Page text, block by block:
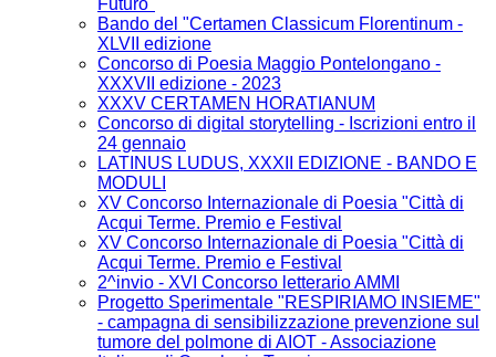
Futuro"
Bando del "Certamen Classicum Florentinum -
XLVII edizione
Concorso di Poesia Maggio Pontelongano -
XXXVII edizione - 2023
XXXV CERTAMEN HORATIANUM
Concorso di digital storytelling - Iscrizioni entro il
24 gennaio
LATINUS LUDUS, XXXII EDIZIONE - BANDO E
MODULI
XV Concorso Internazionale di Poesia "Città di
Acqui Terme. Premio e Festival
XV Concorso Internazionale di Poesia "Città di
Acqui Terme. Premio e Festival
2^invio - XVI Concorso letterario AMMI
Progetto Sperimentale "RESPIRIAMO INSIEME"
- campagna di sensibilizzazione prevenzione sul
tumore del polmone di AIOT - Associazione